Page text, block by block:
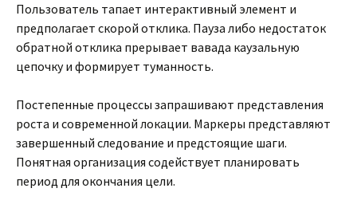
Пользователь тапает интерактивный элемент и
предполагает скорой отклика. Пауза либо недостаток
обратной отклика прерывает вавада каузальную
цепочку и формирует туманность.
Постепенные процессы запрашивают представления
роста и современной локации. Маркеры представляют
завершенный следование и предстоящие шаги.
Понятная организация содействует планировать
период для окончания цели.